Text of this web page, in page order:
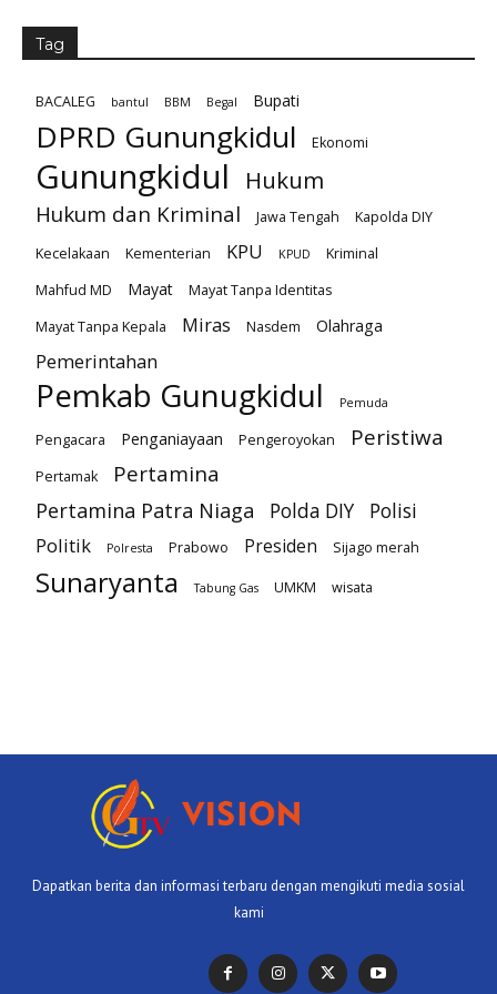
Tag
BACALEG bantul BBM Begal Bupati
DPRD Gunungkidul Ekonomi
Gunungkidul Hukum
Hukum dan Kriminal Jawa Tengah
Kapolda DIY
Kecelakaan
Kementerian KPU KPUD
Kriminal
Mahfud MD
Mayat
Mayat Tanpa Identitas
Mayat Tanpa Kepala
Miras Nasdem Olahraga
Pemerintahan
Pemkab Gunugkidul Pemuda
Pengacara Penganiayaan Pengeroyokan Peristiwa
Pertamak Pertamina
Pertamina Patra Niaga Polda DIY
Polisi
Politik
Polresta Prabowo Presiden Sijago merah
Sunaryanta Tabung Gas UMKM wisata
Dapatkan berita dan informasi terbaru dengan mengikuti media sosial
kami